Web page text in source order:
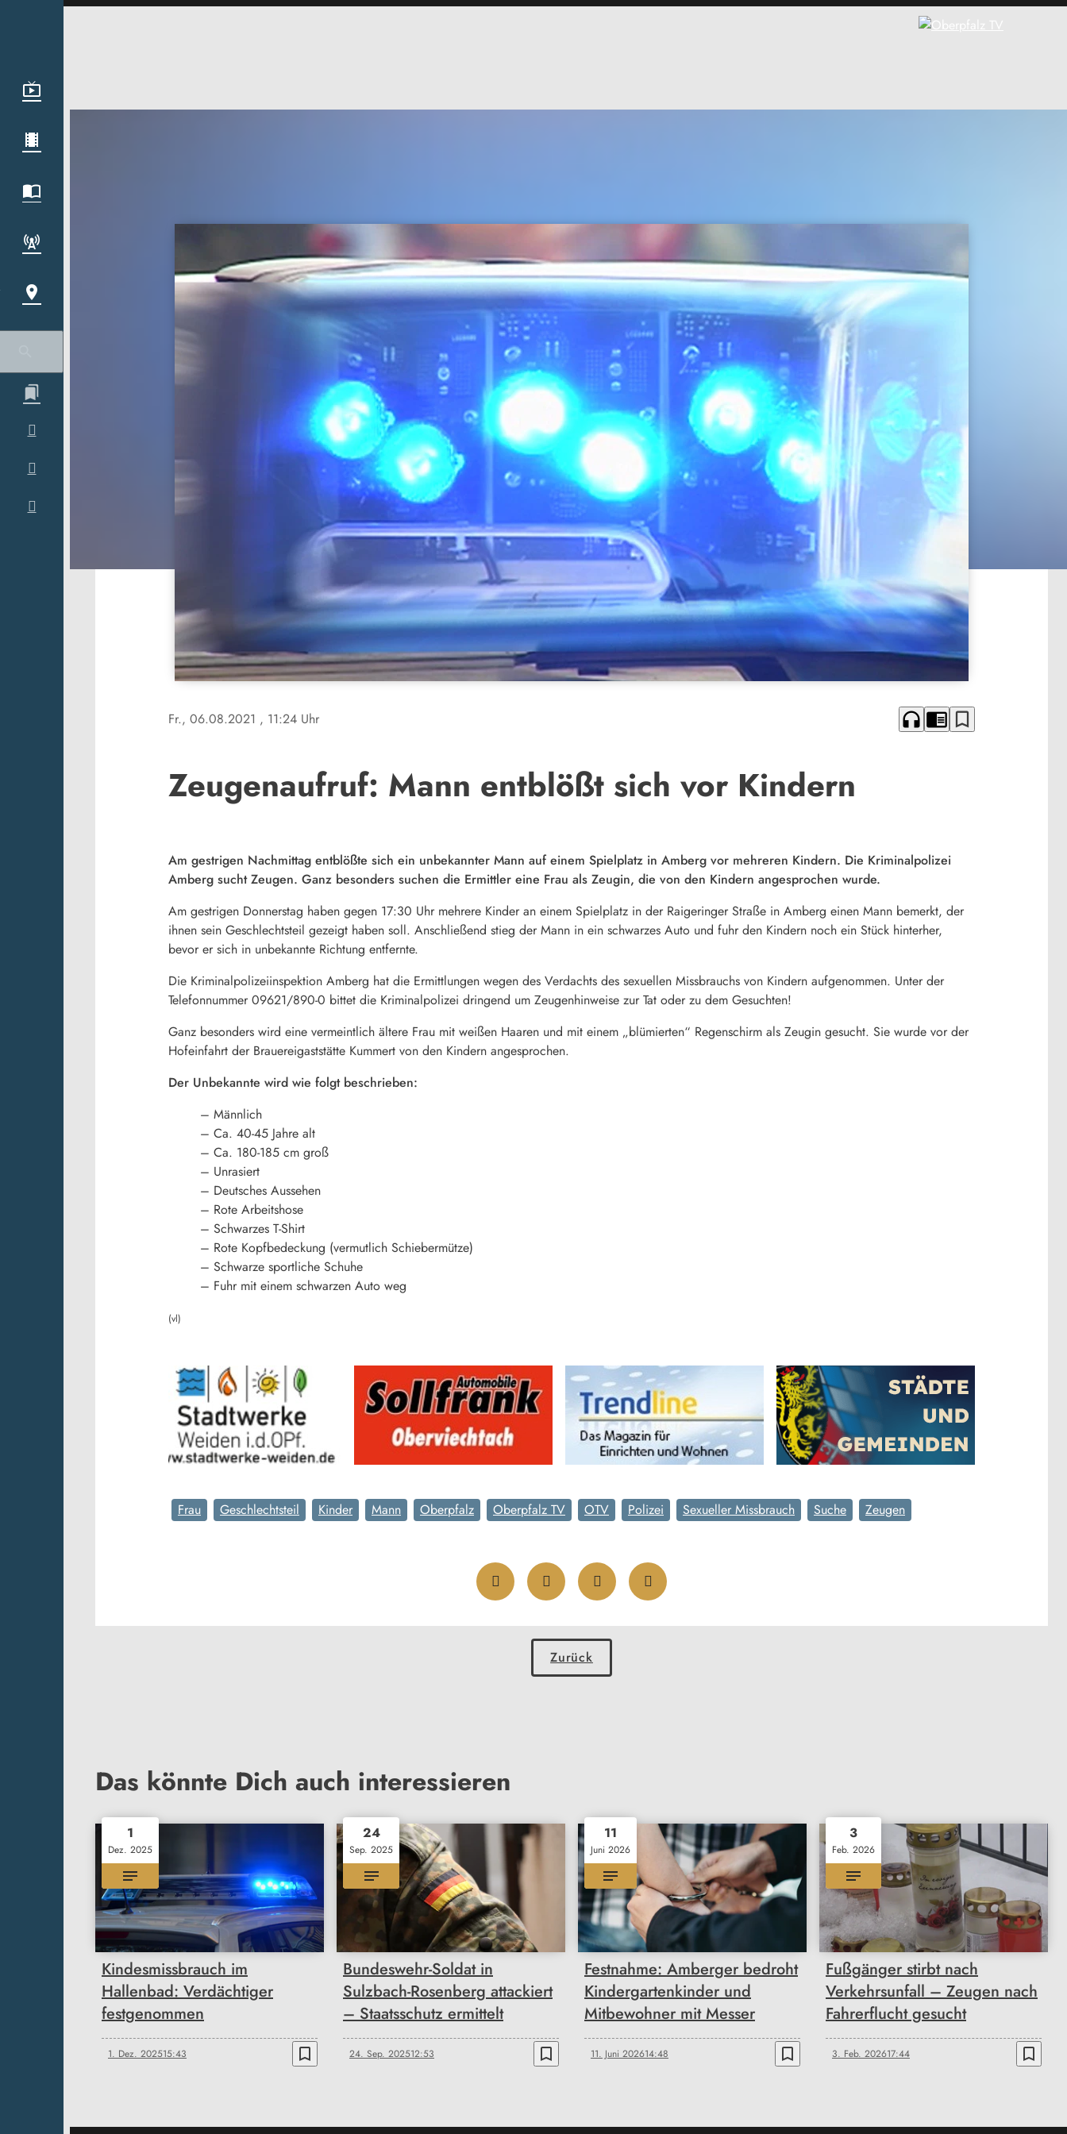
Fr., 06.08.2021 , 11:24 Uhr headphones chrome_reader_mode bookmark_border
Zeugenaufruf: Mann entblößt sich vor Kindern
Am gestrigen Nachmittag entblößte sich ein unbekannter Mann auf einem Spielplatz in Amberg vor mehreren Kindern. Die Kriminalpolizei
Amberg sucht Zeugen. Ganz besonders suchen die Ermittler eine Frau als Zeugin, die von den Kindern angesprochen wurde.
Am gestrigen Donnerstag haben gegen 17:30 Uhr mehrere Kinder an einem Spielplatz in der Raigeringer Straße in Amberg einen Mann bemerkt, der
ihnen sein Geschlechtsteil gezeigt haben soll. Anschließend stieg der Mann in ein schwarzes Auto und fuhr den Kindern noch ein Stück hinterher,
bevor er sich in unbekannte Richtung entfernte.
Die Kriminalpolizeiinspektion Amberg hat die Ermittlungen wegen des Verdachts des sexuellen Missbrauchs von Kindern aufgenommen. Unter der
Telefonnummer 09621/890-0 bittet die Kriminalpolizei dringend um Zeugenhinweise zur Tat oder zu dem Gesuchten!
Ganz besonders wird eine vermeintlich ältere Frau mit weißen Haaren und mit einem „blümierten“ Regenschirm als Zeugin gesucht. Sie wurde vor der
Hofeinfahrt der Brauereigaststätte Kummert von den Kindern angesprochen.
Der Unbekannte wird wie folgt beschrieben:
– Männlich
– Ca. 40-45 Jahre alt
– Ca. 180-185 cm groß
– Unrasiert
– Deutsches Aussehen
– Rote Arbeitshose
– Schwarzes T-Shirt
– Rote Kopfbedeckung (vermutlich Schiebermütze)
– Schwarze sportliche Schuhe
– Fuhr mit einem schwarzen Auto weg
(vl)
Frau Geschlechtsteil Kinder Mann Oberpfalz Oberpfalz TV OTV Polizei Sexueller Missbrauch Suche Zeugen
Zurück
Das könnte Dich auch interessieren
1
Dez. 2025
Kindesmissbrauch im
Hallenbad: Verdächtiger
festgenommen
1. Dez. 202515:43 bookmark_border
24
Sep. 2025
Bundeswehr-Soldat in
Sulzbach-Rosenberg attackiert
– Staatsschutz ermittelt
24. Sep. 202512:53 bookmark_border
11
Juni 2026
Festnahme: Amberger bedroht
Kindergartenkinder und
Mitbewohner mit Messer
11. Juni 202614:48 bookmark_border
3
Feb. 2026
Fußgänger stirbt nach
Verkehrsunfall – Zeugen nach
Fahrerflucht gesucht
3. Feb. 202617:44 bookmark_border